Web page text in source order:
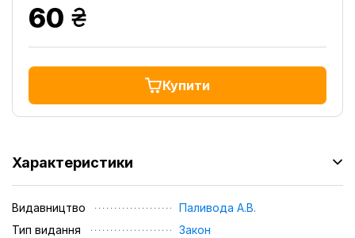
60 грн.
Купити
Характеристики
Видавництво
Паливода А.В.
Тип видання
Закон